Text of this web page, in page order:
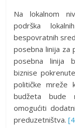
Na lokalnom
podrška
bespovratnih
posebna linija za
posebna linija
biznise
političke mreže
budžeta bude
omogućiti
preduzetništva.